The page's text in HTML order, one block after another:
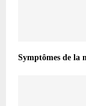
Symptômes de la